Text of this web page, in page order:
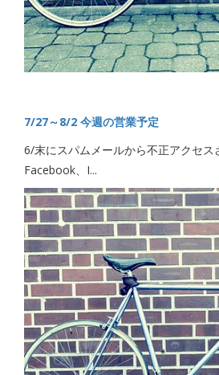
7/27～8/2 今週の営業予定
6/末にスパムメールから不正アクセス
Facebook、I...